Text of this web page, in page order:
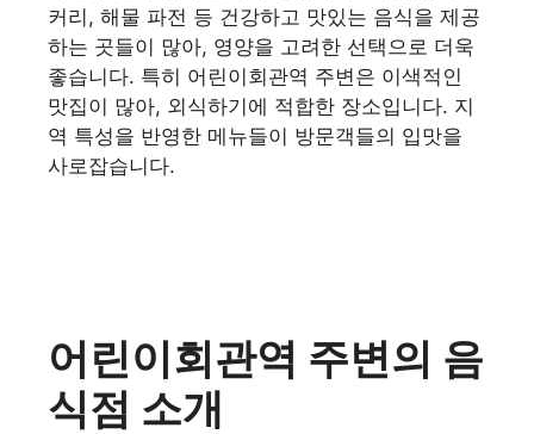
커리, 해물 파전 등 건강하고 맛있는 음식을 제공
하는 곳들이 많아, 영양을 고려한 선택으로 더욱
좋습니다. 특히 어린이회관역 주변은 이색적인
맛집이 많아, 외식하기에 적합한 장소입니다. 지
역 특성을 반영한 메뉴들이 방문객들의 입맛을
사로잡습니다.
어린이회관역 주변의 음
식점 소개